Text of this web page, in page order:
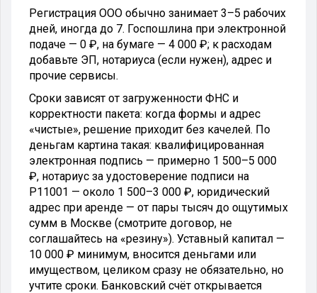
Регистрация ООО обычно занимает 3–5 рабочих
дней, иногда до 7. Госпошлина при электронной
подаче — 0 ₽, на бумаге — 4 000 ₽; к расходам
добавьте ЭП, нотариуса (если нужен), адрес и
прочие сервисы.
Сроки зависят от загруженности ФНС и
корректности пакета: когда формы и адрес
«чистые», решение приходит без качелей. По
деньгам картина такая: квалифицированная
электронная подпись — примерно 1 500–5 000
₽, нотариус за удостоверение подписи на
Р11001 — около 1 500–3 000 ₽, юридический
адрес при аренде — от пары тысяч до ощутимых
сумм в Москве (смотрите договор, не
соглашайтесь на «резину»). Уставный капитал —
10 000 ₽ минимум, вносится деньгами или
имуществом, целиком сразу не обязательно, но
учтите сроки. Банковский счёт открывается